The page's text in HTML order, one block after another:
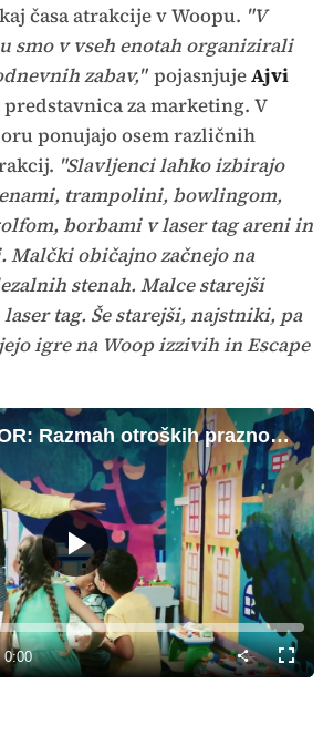
časa atrakcije v Woopu. "V
smo v vseh enotah organizirali
zabav," pojasnjujeAjvi
predstavnica za marketing. V
ponujajo osem različnih
"Slavljenci lahko izbirajo
trampolini, bowlingom,
borbami v laser tag areni in
Malčki običajno začnejo na
stenah. Malce starejši
tag. Še starejši, najstniki, pa
igre na Woop izzivih in Escape
24UR INŠPEKTOR: Razmah otroških praznovanj
Predvajaj
Duration
0:00
način